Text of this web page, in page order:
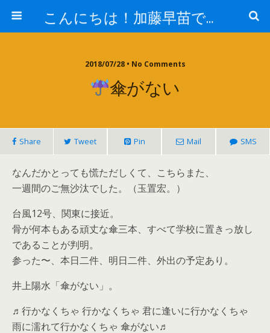
こんにちは！加藤早苗です。
2018/07/28 • No Comments
傘がない
Share Tweet Pin Mail SMS
なんだかとっても慌ただしくて、こちらまた、
一週間のご無沙汰でした。（玉置宏。）
台風12号、関東に接近。
骨が何本もある頑丈な傘三本、すべて学校に置きっ放し
であることが判明。
参った〜、本日二件、明日二件、外出の予定あり。
井上陽水「傘がない」。
♬行かなくちゃ 行かなくちゃ 君に逢いに行かなくちゃ
雨に濡れて行かなくちゃ 傘がない♬